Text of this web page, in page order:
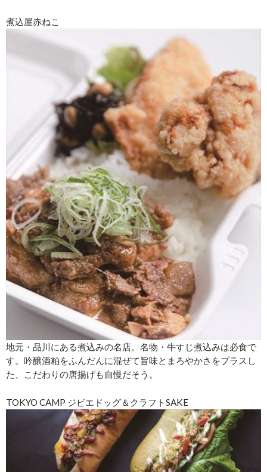
煮込屋赤ねこ
地元・品川にある煮込みの名店。名物・牛すじ煮込みは必食で
す。吟醸酒粕をふんだんに混ぜて旨味とまろやかさをプラスし
た、こだわりの唐揚げも自慢だそう。
TOKYO CAMP ジビエドッグ＆クラフトSAKE